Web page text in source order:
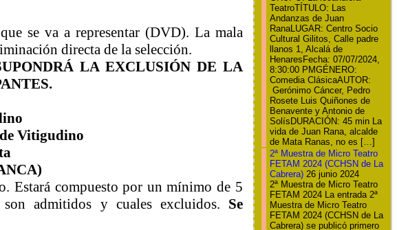
se va a representar (DVD). La mala
directa de la selección.
LA EXCLUSIÓN DE LA
Vitigudino
Estará compuesto por un mínimo de 5
admitidos y cuales excluidos. Se
TeatroTÍTULO: Las
Andanzas de Juan
RanaLUGAR: Centro Socio
Cultural Gilitos, Calle padre
llanos 1, Alcalá de
HenaresFecha: 07/07/2024,
8:30:00 PMGÉNERO:
Comedia ClásicaAUTOR:
Gerónimo Cáncer, Pedro
Rosete Luis Quiñones de
Benavente y Antonio de
SolísDURACIÓN: 45 min La
vida de Juan Rana, alcalde
de Mata Ranas, no es […]
2ª Muestra de Micro Teatro
FETAM 2024 (CCHSN de La
Cabrera) 26 junio 2024
2ª Muestra de Micro Teatro
FETAM 2024 La entrada 2ª
Muestra de Micro Teatro
FETAM 2024 (CCHSN de La
Cabrera) se publicó primero